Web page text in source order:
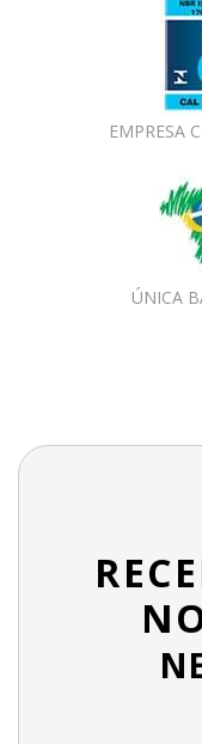
EMPRESA
ÚNICA